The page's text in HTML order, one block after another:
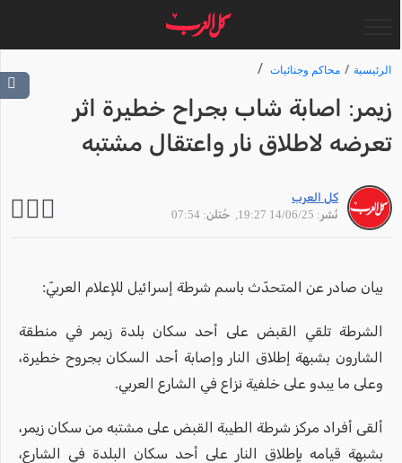
الرئيسية محاكم وجنائيات
زيمر: اصابة شاب بجراح خطيرة اثر
تعرضه لاطلاق نار واعتقال مشتبه
كل العرب
نُشر: 14/06/25 19:27
, حُتلن: 07:54
بيان صادر عن المتحدّث باسم شرطة إسرائيل للإعلام العربيّ:
الشرطة تلقي القبض على أحد سكان بلدة زيمر في منطقة
الشارون بشبهة إطلاق النار وإصابة أحد السكان بجروح خطيرة،
وعلى ما يبدو على خلفية نزاع في الشارع العربي.
ألقى أفراد مركز شرطة الطيبة القبض على مشتبه من سكان زيمر،
بشبهة قيامه بإطلاق النار على أحد سكان البلدة في الشارع،